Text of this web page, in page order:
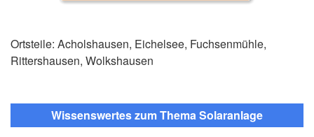
Ortsteile: Acholshausen, Eichelsee, Fuchsenmühle,
Rittershausen, Wolkshausen
Wissenswertes zum Thema Solaranlage